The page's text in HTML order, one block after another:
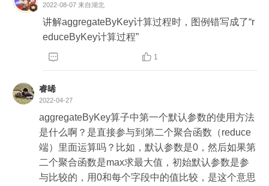
2022-08-07 来自湖北
讲解aggregateByKey计算过程时，图例错写成了“r
educeByKey计算过程”
  1
睿晞
2022-04-27
aggregateByKey算子中第一个默认参数的使用方法
是什么啊？是直接参与到第二个聚合函数（reduce
端）里面运算吗？比如，默认参数是0，然后如果第
二个聚合函数是max求最大值，初始默认参数是参
与比较的，用0和每个字段中的值比较，是这个意思